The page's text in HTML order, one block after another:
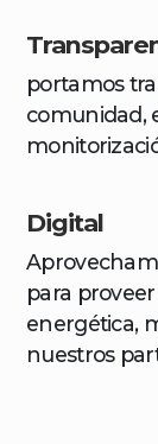
portamos
comunidad,
Digital
para
energética,
nuestros